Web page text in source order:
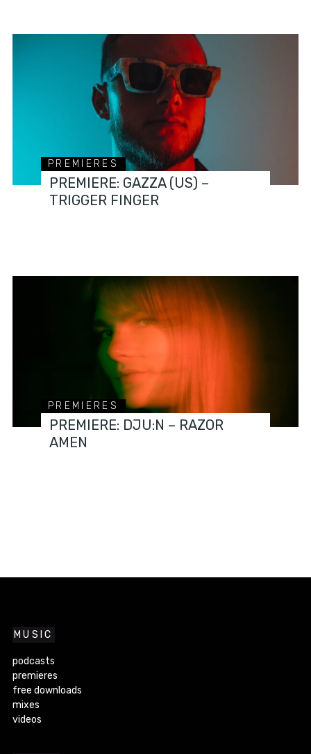
PREMIERES
PREMIERE: GAZZA (US) –
TRIGGER FINGER
PREMIERES
PREMIERE: DJU:N – RAZOR
AMEN
MUSIC
podcasts
premieres
free downloads
mixes
videos